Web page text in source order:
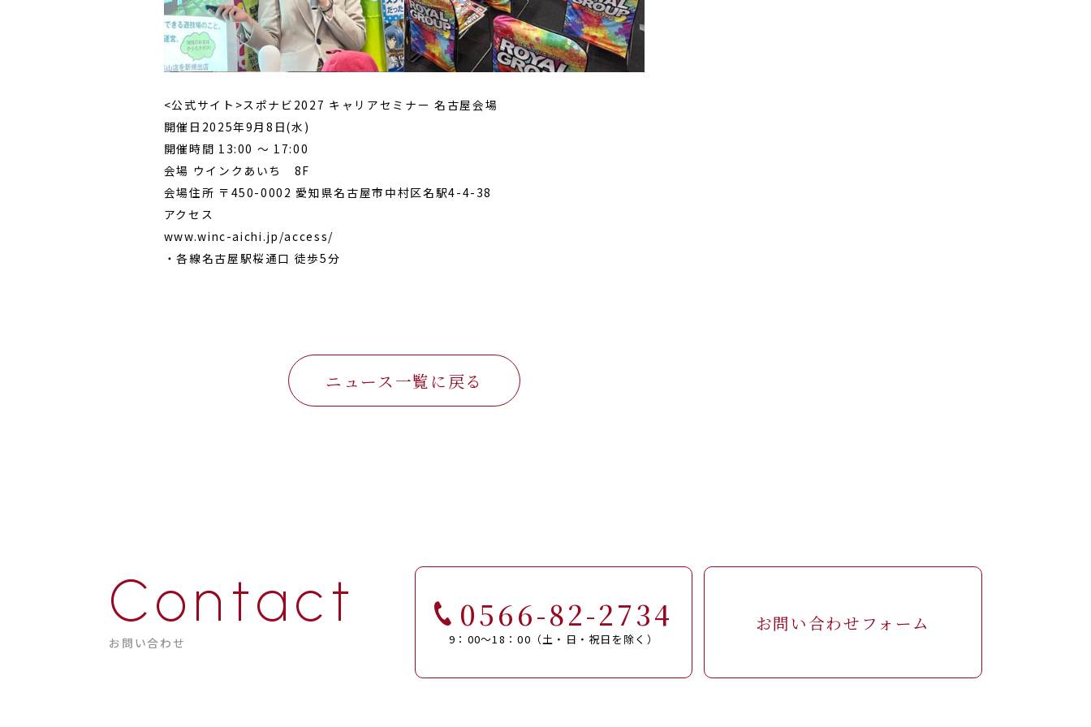
<公式サイト>スポナビ2027 キャリアセミナー 名古屋会場
開催日2025年9月8日(水)
開催時間 13:00 ～ 17:00
会場 ウインクあいち 8F
会場住所 〒450-0002 愛知県名古屋市中村区名駅4-4-38
アクセス
www.winc-aichi.jp/access/
・各線名古屋駅桜通口 徒歩5分
ニュース一覧に戻る
Contact
お問い合わせ
0566-82-2734
9：00～18：00（土・日・祝日を除く）
お問い合わせフォーム